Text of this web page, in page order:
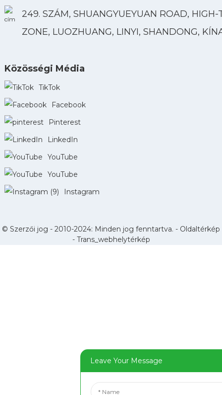
249. SZÁM, SHUANGYUEYUAN ROAD, HIGH-
ZONE, LUOZHUANG, LINYI, SHANDONG,
Közösségi Média
TikTok
Facebook
Pinterest
LinkedIn
YouTube
YouTube
Instagram
© Szerzői jog - 2010-2024: Minden jog fenntartva. - Oldaltérkép
- Trans_webhelytérkép
Leave Your Message